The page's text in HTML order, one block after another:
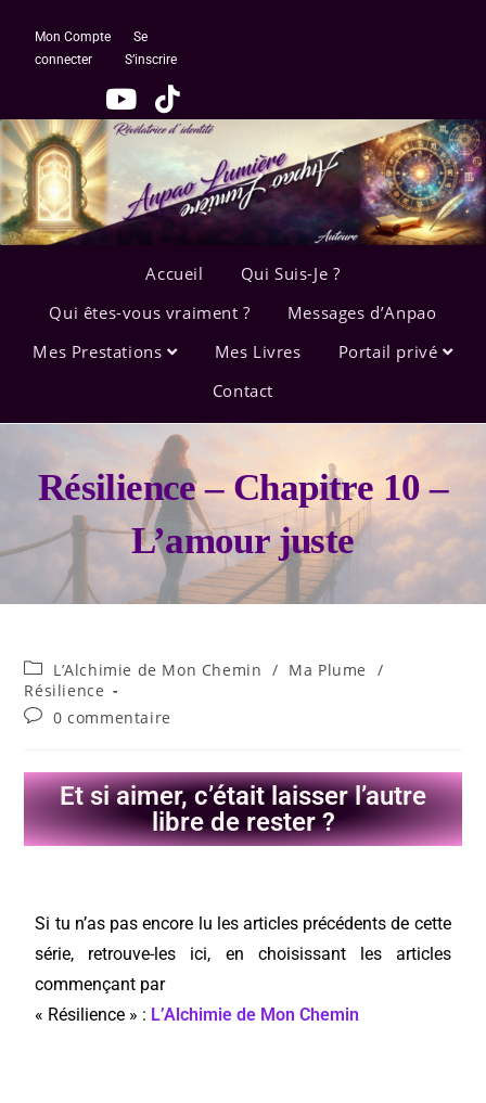
Mon Compte
Se
connecter
S’inscrire
Accueil
Qui Suis-Je ?
Qui êtes-vous vraiment ?
Messages d’Anpao
Mes Prestations
Mes Livres
Portail privé
Contact
Résilience – Chapitre 10 –
L’amour juste
L’Alchimie de Mon Chemin / Ma Plume
/
Résilience
0 commentaire
Et si aimer, c’était laisser l’autre
libre de rester ?
Si tu n’as pas encore lu les articles précédents de cette
série, retrouve-les ici, en choisissant les articles
commençant par
« Résilience » : L’Alchimie de Mon Chemin